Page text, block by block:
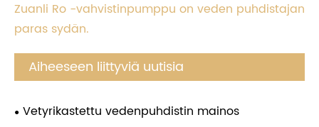
Zuanli Ro -vahvistinpumppu on veden puhdistajan
paras sydän.
Aiheeseen liittyviä uutisia
Vetyrikastettu vedenpuhdistin mainos